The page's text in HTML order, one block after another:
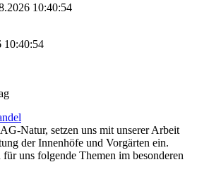
10:40:54
10:40:54
Natur, setzen uns mit unserer Arbeit
der Innenhöfe und Vorgärten ein.
für uns folgende Themen im besonderen